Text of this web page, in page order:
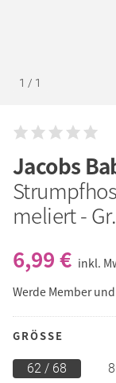
1 / 1
Jacobs
meliert -
6,99 € inkl.
Werde Member
GRÖSSE
62 / 68